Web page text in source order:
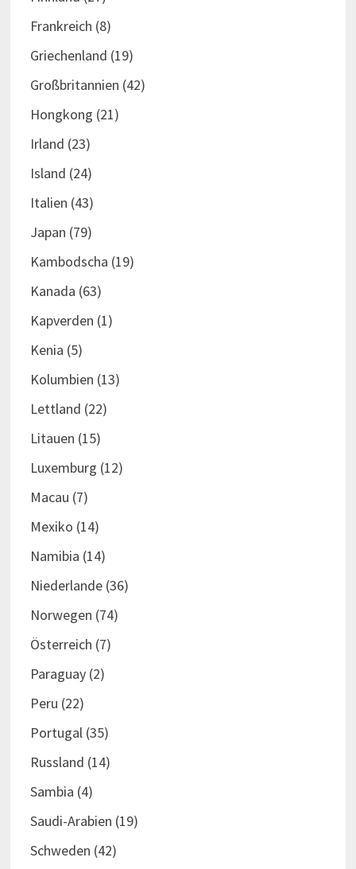
Frankreich (8)
Griechenland (19)
Großbritannien (42)
Hongkong (21)
Irland (23)
Island (24)
Italien (43)
Japan (79)
Kambodscha (19)
Kanada (63)
Kapverden (1)
Kenia (5)
Kolumbien (13)
Lettland (22)
Litauen (15)
Luxemburg (12)
Macau (7)
Mexiko (14)
Namibia (14)
Niederlande(36)
Norwegen (74)
Österreich (7)
Paraguay(2)
Peru (22)
Portugal (35)
Russland (14)
Sambia (4)
Saudi-Arabien (19)
Schweden (42)